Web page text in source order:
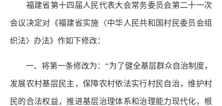
福建省第十四届人民代表大会常务委员会第二十一次
会议决定对《福建省实施〈中华人民共和国村民委员会组
织法〉办法》作如下修改：
一、将第一条修改为：“为了健全基层群众自治制度，
发展农村基层民主，保障农村依法实行村民自治，维护村
民的合法权益，推进基层治理体系和治理能力现代化，根